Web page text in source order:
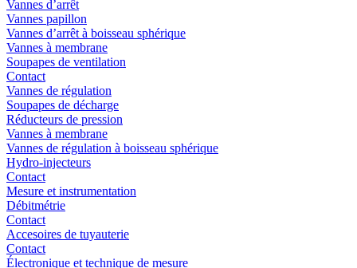
Vannes d’arrêt
Vannes papillon
Vannes d’arrêt à boisseau sphérique
Vannes à membrane
Soupapes de ventilation
Contact
Vannes de régulation
Soupapes de décharge
Réducteurs de pression
Vannes à membrane
Vannes de régulation à boisseau sphérique
Hydro-injecteurs
Contact
Mesure et instrumentation
Débitmétrie
Contact
Accesoires de tuyauterie
Contact
Électronique et technique de mesure